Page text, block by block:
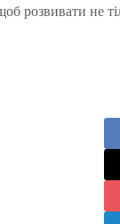
не